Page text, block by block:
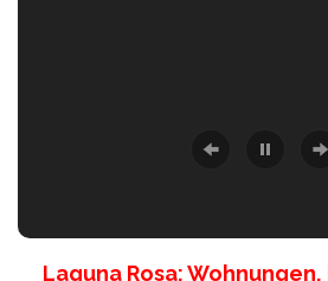
Laguna Rosa: